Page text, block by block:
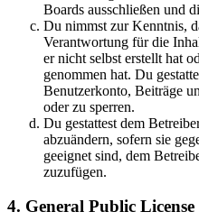
Boards ausschließen und
Du nimmst zur Kenntnis,
Verantwortung für die
er nicht selbst erstellt hat
genommen hat. Du
Benutzerkonto, Beiträge
oder zu sperren.
Du gestattest dem
abzuändern, sofern sie
geeignet sind, dem
zuzufügen.
4. General Public License